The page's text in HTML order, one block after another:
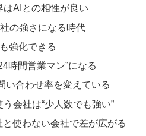
はAIとの相性が良い
の強さになる時代
強化できる
時間営業マン”になる
い合わせ率を変えている
会社は“少人数でも強い”
使わない会社で差が広がる